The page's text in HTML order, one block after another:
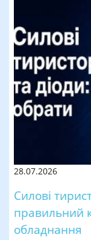
28.07.2026
Силові
правильний
обладнання